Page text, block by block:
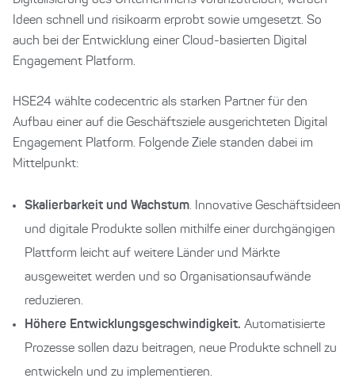
Ideen schnell und risikoarm erprobt sowie umgesetzt. So
auch bei der Entwicklung einer Cloud-basierten Digital
Engagement Platform.
HSE24 wählte codecentric als starken Partner für den
Aufbau einer auf die Geschäftsziele ausgerichteten Digital
Engagement Platform. Folgende Ziele standen dabei im
Mittelpunkt:
Skalierbarkeit und Wachstum. Innovative Geschäftsideen
und digitale Produkte sollen mithilfe einer durchgängigen
Plattform leicht auf weitere Länder und Märkte
ausgeweitet werden und so Organisationsaufwände
reduzieren.
Höhere Entwicklungsgeschwindigkeit. Automatisierte
Prozesse sollen dazu beitragen, neue Produkte schnell zu
entwickeln und zu implementieren.